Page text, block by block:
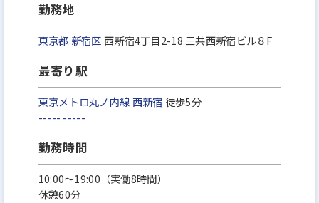
勤務地
東京都 新宿区 西新宿4丁目2-18 三共西新宿ビル８F
最寄り駅
東京メトロ丸ノ内線西新宿 徒歩5分
----- -----
勤務時間
10:00～19:00（実働8時間）
休憩60分